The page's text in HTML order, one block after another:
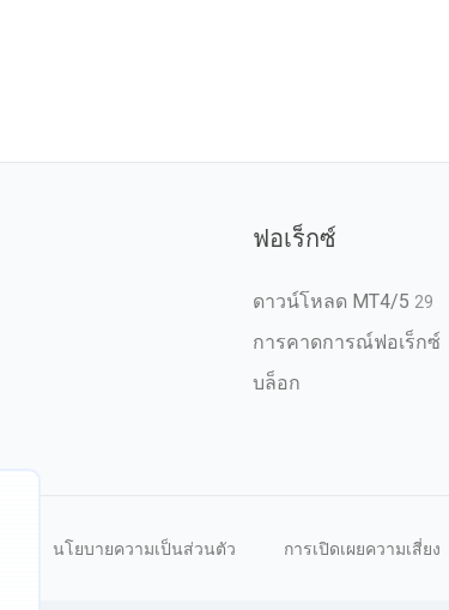
ฟอเร็กซ์
ดาวน์โหลด MT4/5 29
การคาดการณ์ฟอเร็กซ์
บล็อก
นโยบายความเป็นส่วนตัว การเปิดเผยความเสี่ยง